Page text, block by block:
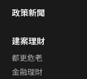
政策新聞
建案理財
都更危老
金融理財